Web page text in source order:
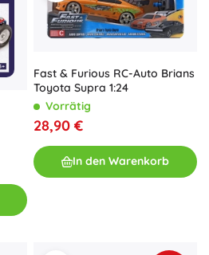
Fast & Furious RC-Auto Brians
Toyota Supra 1:24
Vorrätig
28,90 €
In den Warenkorb